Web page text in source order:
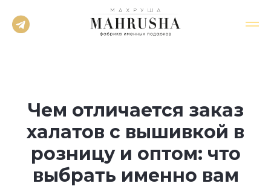
Чем отличается заказ
халатов с вышивкой в
розницу и оптом: что
выбрать именно вам